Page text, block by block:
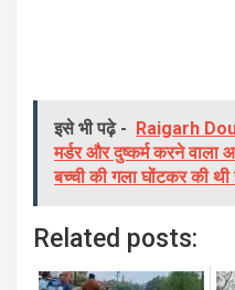
इसे भी पढ़े -
Raigarh
मर्डर और दुष्कर्म करने वाला
बच्ची की गला घोंटकर की थी
Related posts: